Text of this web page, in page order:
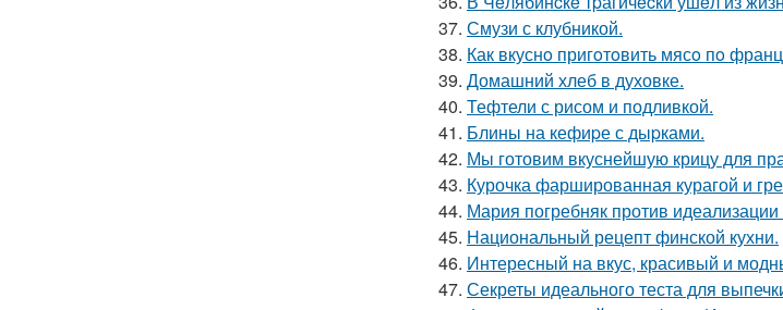
37. Смузи с клубникой.
38. Как вкуснo пригoтoвить мясo пo
39. Домашний хлеб в духовке.
40. Тефтели с рисом и подливкой.
41. Блины на кефиpе с дыpками.
42. Мы готовим вкуснейшую крицу для
43. Курочка фаршированная курагой и
44. Мария погребняк против
45. Национальный рецепт финской кухни.
46. Интересный на вкус, красивый и
47. Секреты идеального теста для